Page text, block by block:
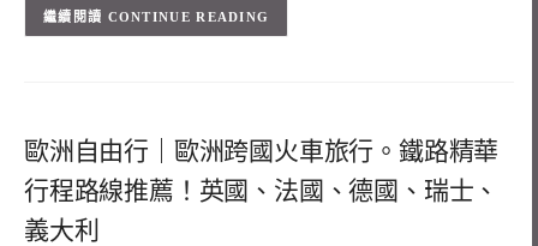
CONTINUE READING
歐洲自由行｜歐洲跨國火車旅行。鐵路精華
行程路線推薦！英國、法國、德國、瑞士、
義大利